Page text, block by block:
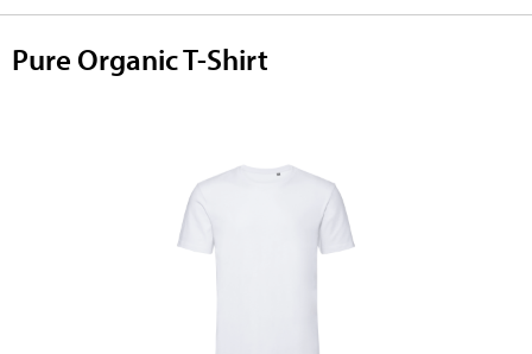
Pure Organic T-Shirt